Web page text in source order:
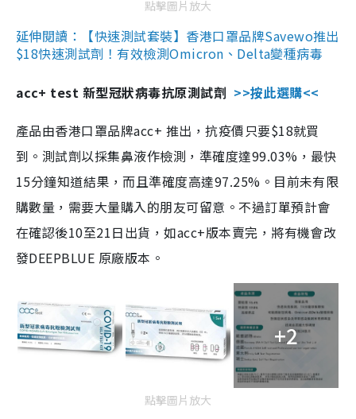
點擊圖片放大
延伸閱讀：【快速測試套裝】香港口罩品牌Savewo推出
$18快速測試劑！有效檢測Omicron、Delta變種病毒
acc+ test 新型冠狀病毒抗原測試劑 >>按此選購<<
產品由香港口罩品牌acc+ 推出，抗疫價只要$18就買
到。測試劑以採集鼻液作檢測，準確度達99.03%，最快
15分鐘知道結果，而且準確度高達97.25%。目前未有限
購數量，需要大量購入的朋友可留意。不過訂單預計會
在確認後10至21日出貨，如acc+版本賣完，將有機會改
發DEEPBLUE 原廠版本。
+2
點擊圖片放大